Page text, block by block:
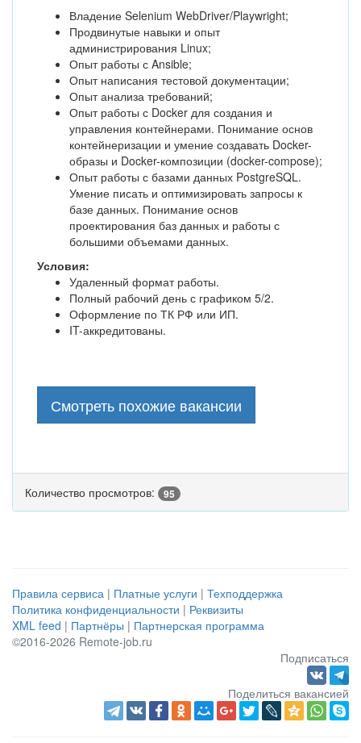
Владение Selenium WebDriver/Playwright;
Продвинутые навыки и опыт
администрирования Linux;
Опыт работы с Ansible;
Опыт написания тестовой документации;
Опыт анализа требований;
Опыт работы с Docker для создания и
управления контейнерами. Понимание основ
контейнеризации и умение создавать Docker-
образы и Docker-композиции (docker-compose);
Опыт работы с базами данных PostgreSQL.
Умение писать и оптимизировать запросы к
базе данных. Понимание основ
проектирования баз данных и работы с
большими объемами данных.
Условия:
Удаленный формат работы.
Полный рабочий день с графиком 5/2.
Оформление по ТК РФ или ИП.
IT-аккредитованы.
Смотреть похожие вакансии
Количество просмотров: 95
Правила сервиса | Платные услуги | Техподдержка
Политика конфиденциальности | Реквизиты
XML feed | Партнёры | Партнерская программа
©2016-2026 Remote-job.ru
Подписаться
Поделиться вакансией